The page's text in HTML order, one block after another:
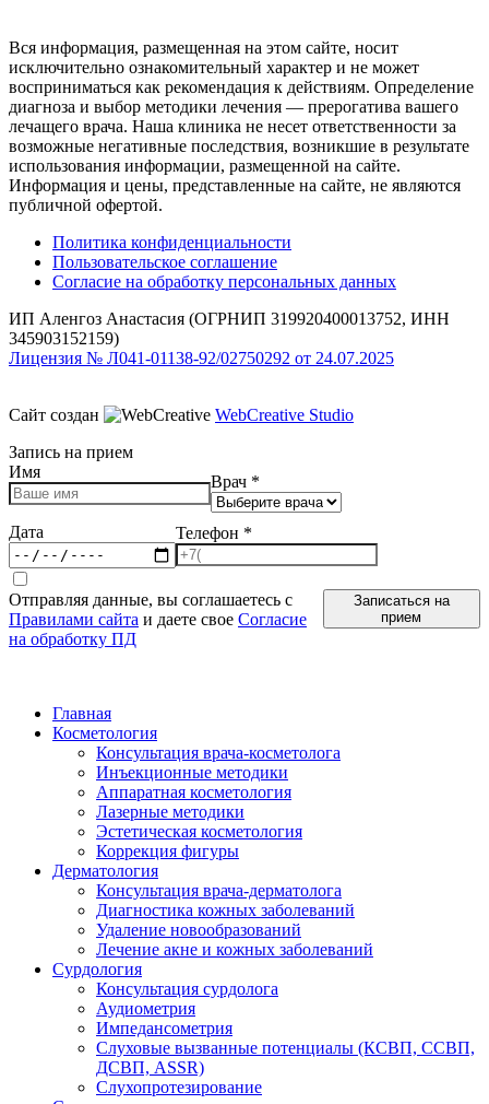
Вся информация, размещенная на этом сайте, носит
исключительно ознакомительный характер и не может
восприниматься как рекомендация к действиям. Определение
диагноза и выбор методики лечения — прерогатива вашего
лечащего врача. Наша клиника не несет ответственности за
возможные негативные последствия, возникшие в результате
использования информации, размещенной на сайте.
Информация и цены, представленные на сайте, не являются
публичной офертой.
Политика конфиденциальности
Пользовательское соглашение
Согласие на обработку персональных данных
ИП Аленгоз Анастасия (ОГРНИП 319920400013752, ИНН
345903152159)
Лицензия № Л041-01138-92/02750292 от 24.07.2025
Сайт создан
WebCreative Studio
Запись на прием
Имя
Врач *
Дата Телефон *
Отправляя данные, вы соглашаетесь с
Правилами сайта и даете свое Согласие
на обработку ПД
Записаться на
прием
Главная
Косметология
Консультация врача-косметолога
Инъекционные методики
Аппаратная косметология
Лазерные методики
Эстетическая косметология
Коррекция фигуры
Дерматология
Консультация врача-дерматолога
Диагностика кожных заболеваний
Удаление новообразований
Лечение акне и кожных заболеваний
Сурдология
Консультация сурдолога
Аудиометрия
Импедансометрия
Слуховые вызванные потенциалы (КСВП, ССВП,
ДСВП, ASSR)
Слухопротезирование